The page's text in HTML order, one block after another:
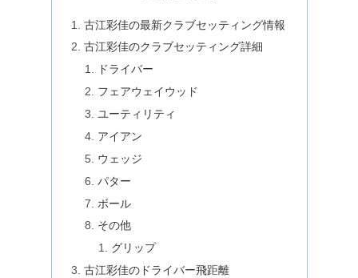
古江彩佳の最新クラブセッティング情報
古江彩佳のクラブセッティング詳細
ドライバー
フェアウェイウッド
ユーティリティ
アイアン
ウェッジ
パター
ボール
その他
グリップ
古江彩佳のドライバー飛距離